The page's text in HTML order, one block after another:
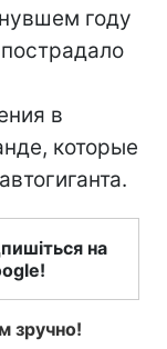
году
в
которые
на
зручно!